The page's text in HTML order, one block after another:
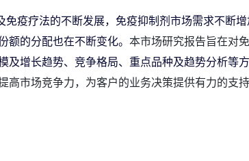
免疫疗法的不断发展，免疫抑制剂市场需求不断
额的分配也在不断变化。 本市场研究报告旨在对
及增长趋势、竞争格局、重点品种及趋势分析等方
市场竞争力，为客户的业务决策提供有力的支持